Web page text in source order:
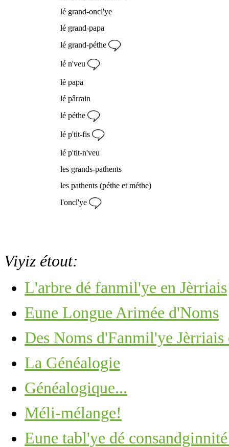
lé grand-oncl'ye
lé grand-papa
lé grand-péthe
lé n'veu
lé papa
lé pârrain
lé péthe
lé p'tit-fis
lé p'tit-n'veu
les grands-pathents
les pathents (péthe et méthe)
l'oncl'ye
Viyiz étout:
L'arbre dé fanmil'ye en Jèrriais
Eune Longue Arimée d'Noms
Des Noms d'Fanmil'ye Jèrriais
La Généalogie
Généalogique...
Méli-mélange!
Eune tabl'ye dé